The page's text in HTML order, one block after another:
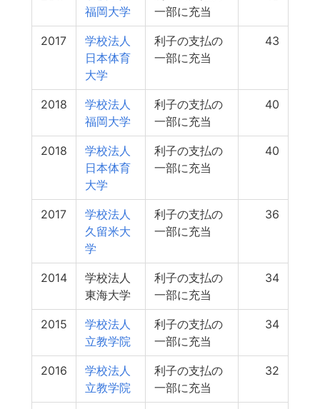
福岡大学
一部に充当
2017
学校法人
日本体育
大学
利子の支払の
一部に充当
43
2018
学校法人
福岡大学
利子の支払の
一部に充当
40
2018
学校法人
日本体育
大学
利子の支払の
一部に充当
40
2017
学校法人
久留米大
学
利子の支払の
一部に充当
36
2014
学校法人
東海大学
利子の支払の
一部に充当
34
2015
学校法人
立教学院
利子の支払の
一部に充当
34
2016
学校法人
立教学院
利子の支払の
一部に充当
32